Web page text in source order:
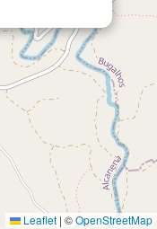
Leaflet | ©OpenStreetMap